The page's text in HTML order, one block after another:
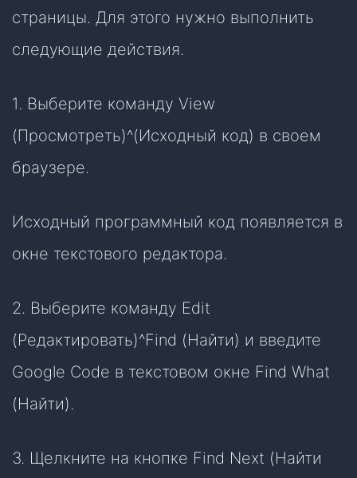
страницы. Для этого нужно выполнить
следующие действия.
1. Выберите команду View
(Просмотреть)^(Исходный код) в своем
браузере.
Исходный программный код появляется в
окне текстового редактора.
2. Выберите команду Edit
(Редактировать)^Find (Найти) и введите
Google Code в текстовом окне Find What
(Найти).
3. Щелкните на кнопке Find Next (Найти